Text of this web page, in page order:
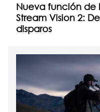
Nueva función
Stream Vision 2:
disparos